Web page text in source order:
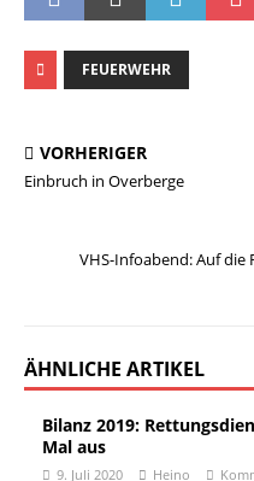
FEUERWEHR
VORHERIGER
Einbruch in Overberge
VHS-Infoabend: Auf die
ÄHNLICHE ARTIKEL
Bilanz 2019:
Mal aus
9. Juli 2020 Heino